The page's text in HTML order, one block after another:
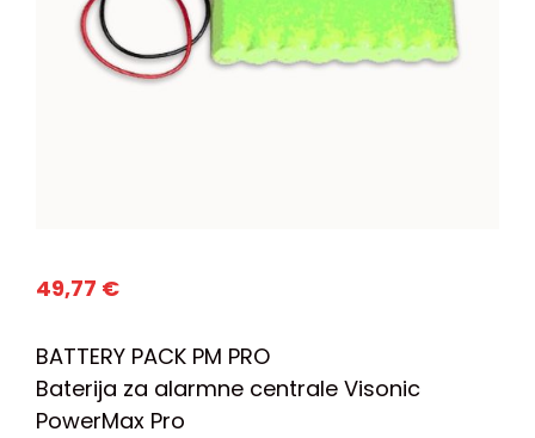
49,77 €
BATTERY PACK PM PRO
Baterija za alarmne centrale Visonic
PowerMax Pro